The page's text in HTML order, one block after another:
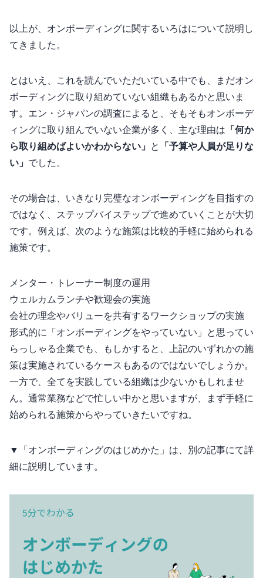
以上が、オンボーディングに関する"いろは"について説明し
てきました。
とはいえ、これを読んでいただいている中でも、まだオン
ボーディングに取り組めていない組織もあるかと思いま
す。エン・ジャパンの調査によると、そもそもオンボーデ
ィングに取り組んでいない企業が多く、主な理由は 「何か
ら取り組めばよいかわからない」 と
「予算や人員が足りな
い」 でした。
その場合は、いきなり完璧なオンボーディングを目指すの
ではなく、ステップバイステップで進めていくことが大切
です。例えば、次のような施策は比較的手軽に始められる
施策です。
メンター・トレーナー制度の運用
ウェルカムランチや歓迎会の実施
会社の理念やバリューを共有するワークショップの実施
形式的に「オンボーディングをやっていない」と思ってい
らっしゃる企業でも、もしかすると、上記のいずれかの施
策は実施されているケースもあるのではないでしょうか。
一方で、全てを実践している組織は少ないかもしれませ
ん。通常業務などで忙しい中かと思いますが、まず手軽に
始められる施策からやっていきたいですね。
▼「オンボーディングのはじめかた」は、別の記事にて詳
細に説明しています。